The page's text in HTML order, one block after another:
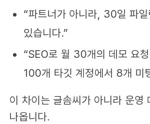
“파트너가 아니라, 30일 파일
있습니다.”
“SEO로 월 30개의 데모 요
100개 타깃 계정에서 8개 미
이 차이는 글솜씨가 아니라 운영
나옵니다.